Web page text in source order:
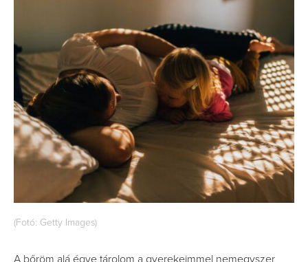
(Fotó: Getty Images)
A bőröm alá égve tárolom a gyerekeimmel nemegyszer